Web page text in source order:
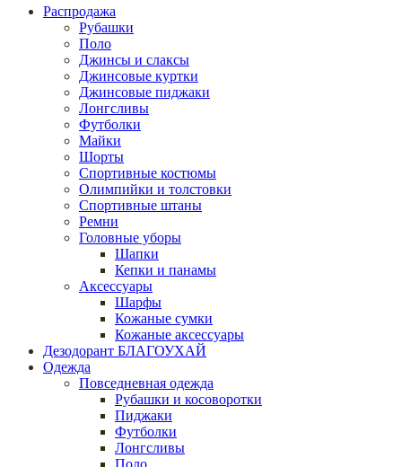
Распродажа
Рубашки
Поло
Джинсы и слаксы
Джинсовые куртки
Джинсовые пиджаки
Лонгсливы
Футболки
Майки
Шорты
Спортивные костюмы
Олимпийки и толстовки
Спортивные штаны
Ремни
Головные уборы
Шапки
Кепки и панамы
Аксессуары
Шарфы
Кожаные сумки
Кожаные аксессуары
Дезодорант БЛАГОУХАЙ
Одежда
Повседневная одежда
Рубашки и косоворотки
Пиджаки
Футболки
Лонгсливы
Поло